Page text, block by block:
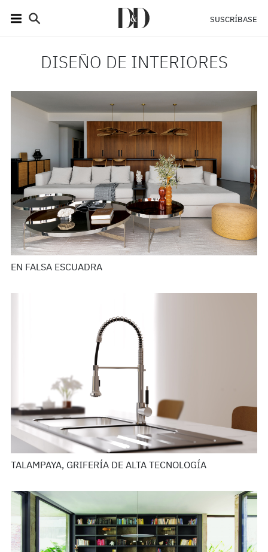
SUSCRÍBASE
DISEÑO DE INTERIORES
EN FALSA ESCUADRA
TALAMPAYA, GRIFERÍA DE ALTA TECNOLOGÍA